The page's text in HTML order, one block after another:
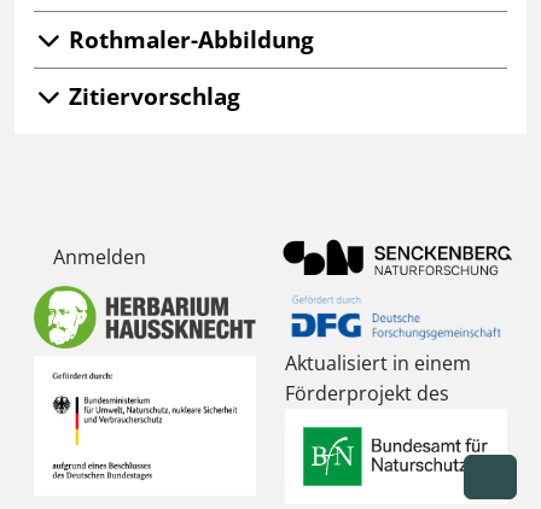
Rothmaler-Abbildung
Zitiervorschlag
Anmelden
Aktualisiert in einem
Förderprojekt des